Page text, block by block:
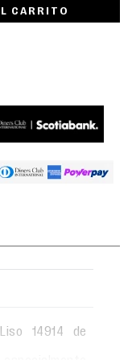
CARRITO
14914 de